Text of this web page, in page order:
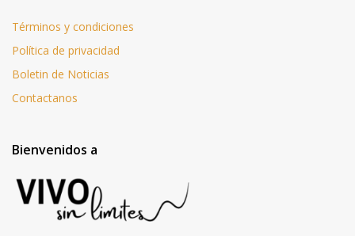
Términos y condiciones
Política de privacidad
Boletin de Noticias
Contactanos
Bienvenidos a